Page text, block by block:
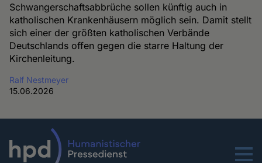
Schwangerschaftsabbrüche sollen künftig auch in
katholischen Krankenhäusern möglich sein. Damit stellt
sich einer der größten katholischen Verbände
Deutschlands offen gegen die starre Haltung der
Kirchenleitung.
Ralf Nestmeyer
15.06.2026
Menu